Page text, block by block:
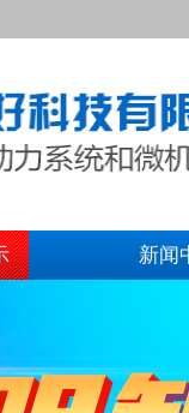
新闻